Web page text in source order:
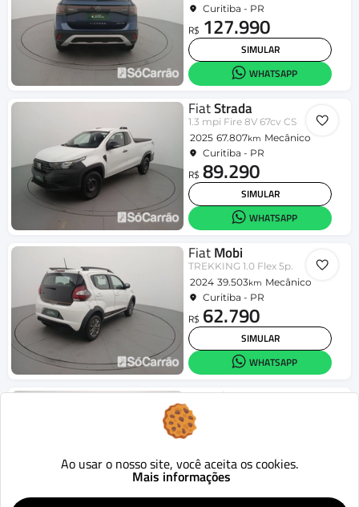
Curitiba - PR
R$ 127.990
SIMULAR
WHATSAPP
FiatStrada
1.3 mpi Fire 8V 67cv CS
2025 67.807km Mecânico
Curitiba - PR
R$ 89.290
SIMULAR
WHATSAPP
FiatMobi
TREKKING 1.0 Flex 5p.
2024 39.503km Mecânico
Curitiba - PR
R$ 62.790
SIMULAR
WHATSAPP
HyundaiHB20S
2025
R$ 80.090
Ao usar o nosso site, você aceita os cookies.
Mais informações